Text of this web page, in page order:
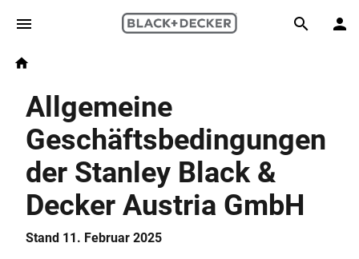
Skip to main content
Search
Breadcrumb
Allgemeine
Geschäftsbedingungen
der Stanley Black &
Decker Austria GmbH
Stand 11. Februar 2025